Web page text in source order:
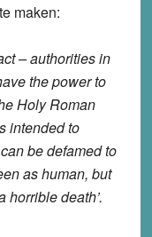
maken:
– authorities in
the power to
Holy Roman
intended to
be defamed to
as human, but
horrible death’.